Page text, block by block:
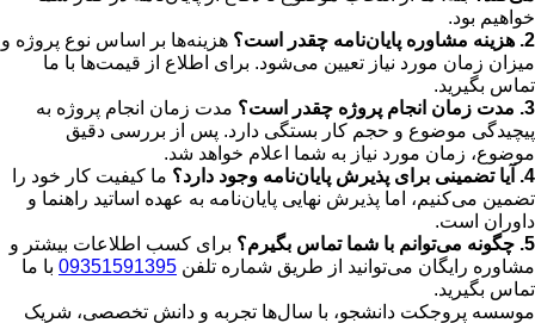
خواهیم بود.
2. هزینه مشاوره پایان‌نامه چقدر است؟
هزینه‌ها بر اساس نوع پروژه و
میزان زمان مورد نیاز تعیین می‌شود. برای اطلاع از قیمت‌ها با ما
تماس بگیرید.
3. مدت زمان انجام پروژه چقدر است؟
مدت زمان انجام پروژه به
پیچیدگی موضوع و حجم کار بستگی دارد. پس از بررسی دقیق
موضوع، زمان مورد نیاز به شما اعلام خواهد شد.
4. آیا تضمینی برای پذیرش پایان‌نامه وجود دارد؟
ما کیفیت کار خود را
تضمین می‌کنیم، اما پذیرش نهایی پایان‌نامه به عهده اساتید راهنما و
داوران است.
5. چگونه می‌توانم با شما تماس بگیرم؟
برای کسب اطلاعات بیشتر و
مشاوره رایگان می‌توانید از طریق شماره تلفن 09351591395 با ما
تماس بگیرید.
موسسه پروجکت دانشجو، با سال‌ها تجربه و دانش تخصصی، شریک